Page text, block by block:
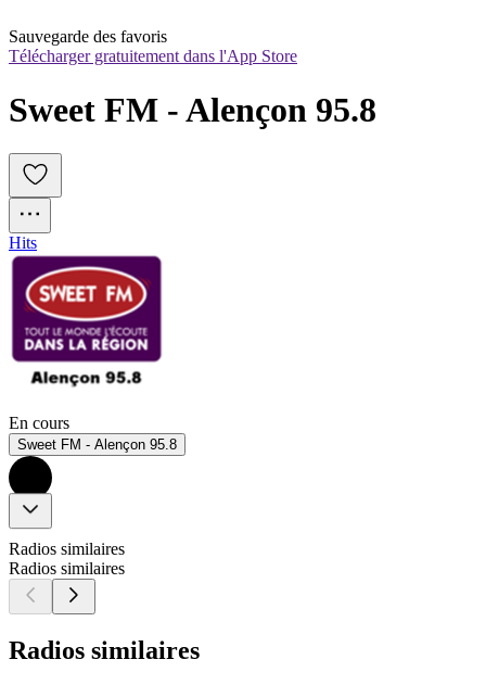
Sauvegarde des favoris
Télécharger gratuitement dans l'App Store
Sweet FM - Alençon 95.8
Hits
En cours
Sweet FM - Alençon 95.8
Radios similaires
Radios similaires
Radios similaires